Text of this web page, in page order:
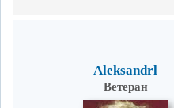
Aleksandrl
Ветеран